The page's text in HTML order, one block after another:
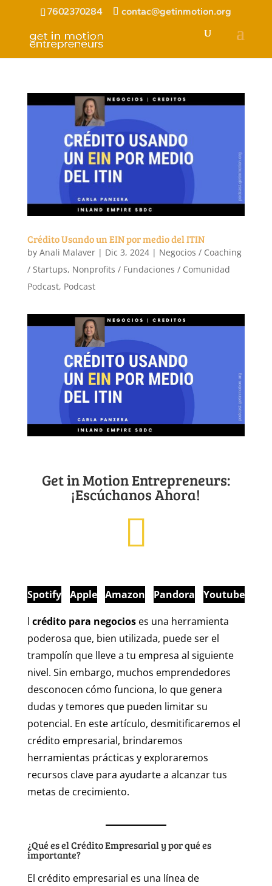
7602370284 contac@getinmotion.org
Crédito Usando un EIN por medio del ITIN
by Anali Malaver| Dic 3, 2024| Negocios / Coaching
/ Startups, Nonprofits / Fundaciones / Comunidad
Podcast, Podcast
Get in Motion Entrepreneurs:
¡Escúchanos Ahora!
Spotify Apple Amazon Pandora
Youtube
l crédito para negocioses una herramienta
poderosa que, bien utilizada, puede ser el
trampolín que lleve a tu empresa al siguiente
nivel. Sin embargo, muchos emprendedores
desconocen cómo funciona, lo que genera
dudas y temores que pueden limitar su
potencial. En este artículo, desmitificaremos el
crédito empresarial, brindaremos
herramientas prácticas y exploraremos
recursos clave para ayudarte a alcanzar tus
metas de crecimiento.
¿Qué es el Crédito Empresarial y por qué es
importante?
El crédito empresarial es una línea de